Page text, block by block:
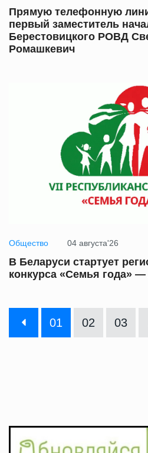
Прямую телефонную
первый заместитель
Берестовицкого РОВД
Ромашкевич
Общество 04 августа'26
В Беларуси стартует
конкурса «Семья года» —
01 02 03